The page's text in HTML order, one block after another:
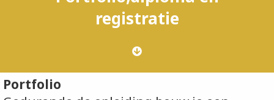
registratie
Portfolio